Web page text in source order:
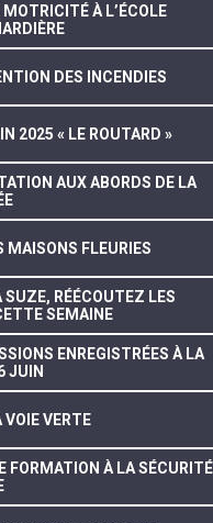
À L’ÉCOLE
DES INCENDIES
2025 « LE ROUTARD »
AUX ABORDS DE LA
MAISONS FLEURIES
RÉÉCOUTEZ LES
SEMAINE
ENREGISTRÉES À LA
JUIN
VOIE VERTE
FORMATION À LA SÉCURITÉ